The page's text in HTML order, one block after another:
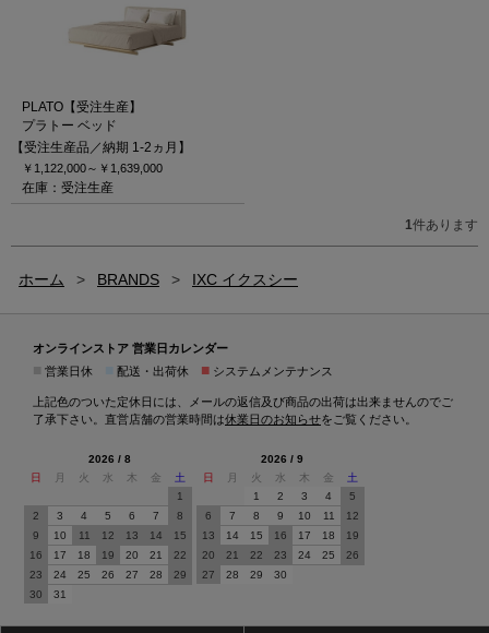
PLATO【受注生産】
プラトー ベッド
【受注生産品／納期 1-2ヵ月】
￥1,122,000～ ￥1,639,000
在庫：受注生産
1件あります
ホーム > BRANDS > IXC イクスシー
オンラインストア 営業日カレンダー
営業日休 配送・出荷休 ■ システムメンテナンス
上記色のついた定休日には、メールの返信及び商品の出荷は出来ませんのでご
了承下さい。直営店舗の営業時間は休業日のお知らせをご覧ください。
2026 / 8
日
月 火 水 木 金
土
1
2
3 4 5 6 7
8
9
10 11 12 13 14
15
16
17 18 19 20 21
22
23
24 25 26 27 28
29
30
31
2026 / 9
日
月 火 水 木 金
土
1
2 3 4
5
6
7 8 9 10 11
12
13
14 15 16 17 18
19
20
21 22 23 24 25
26
27
28 29 30